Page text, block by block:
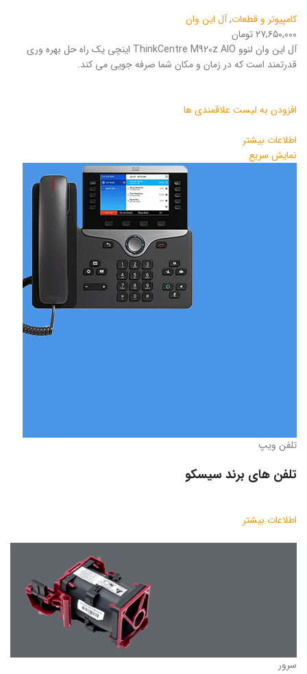
کامپیوتر و قطعات,آل این وان
۲۷,۶۵۰,۰۰۰ تومان
آل این وان لنوو ThinkCentre M920z AIO اینچی یک راه حل بهره وری
قدرتمند است که در زمان و مکان شما صرفه جویی می کند.
افزودن به لیست علاقمندی ها
اطلاعات بیشتر
نمایش سریع
تلفن ویپ
تلفن های برند سیسکو
اطلاعات بیشتر
سرور